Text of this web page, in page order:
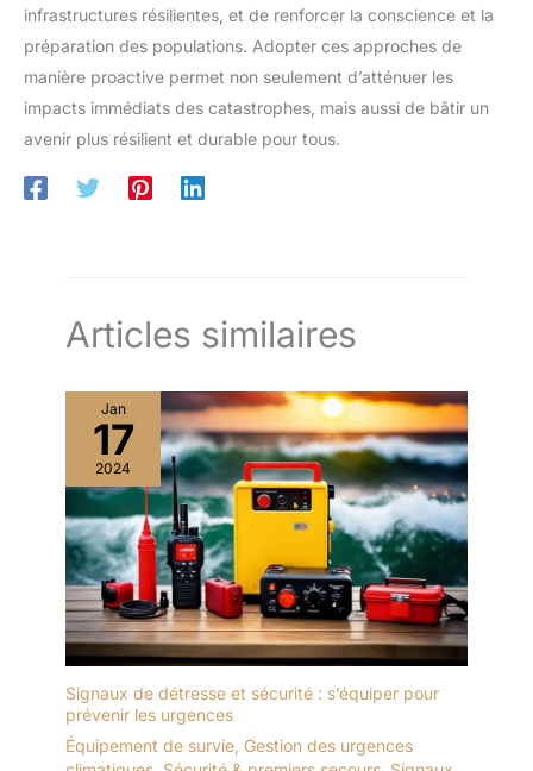
infrastructures résilientes, et de renforcer la conscience et la
préparation des populations. Adopter ces approches de
manière proactive permet non seulement d’atténuer les
impacts immédiats des catastrophes, mais aussi de bâtir un
avenir plus résilient et durable pour tous.
Articles similaires
Jan
17
2024
Signaux de détresse et sécurité : s’équiper pour
prévenir les urgences
Équipement de survie, Gestion des urgences